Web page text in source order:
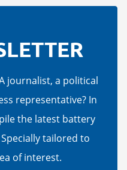
journalist, a political
representative? In
the latest battery
tailored to
of interest.